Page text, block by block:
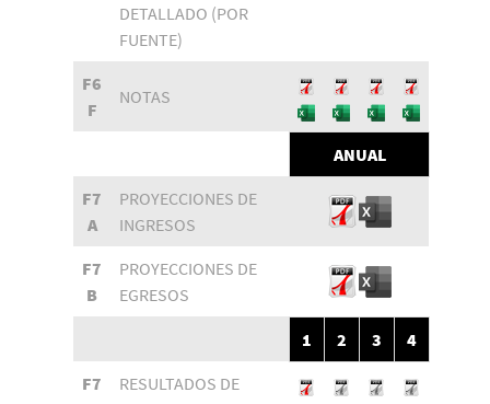
DETALLADO (POR
FUENTE)
F6
F
NOTAS
ANUAL
F7
A
PROYECCIONES DE
INGRESOS
F7
B
PROYECCIONES DE
EGRESOS
1 2 3
4
F7
RESULTADOS DE